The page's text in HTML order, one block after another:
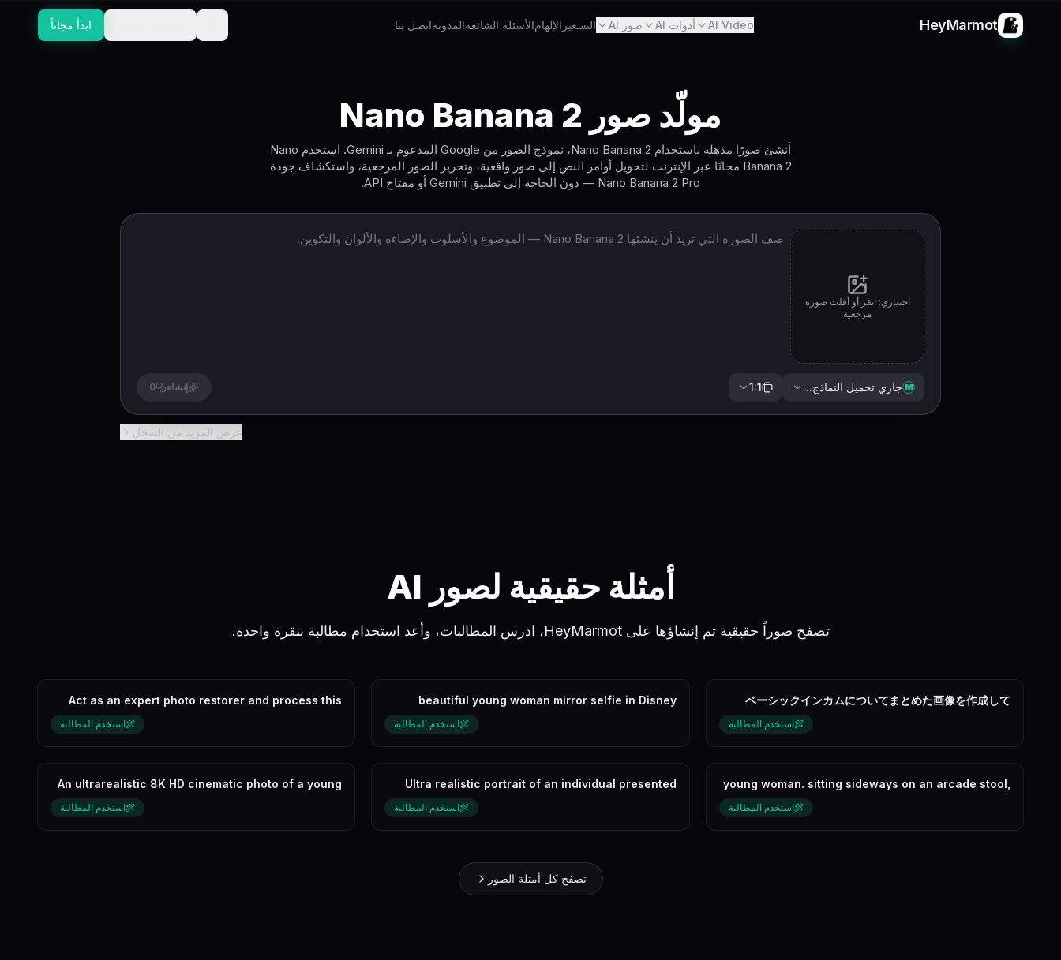
HeyMarmot
AI Video أدوات AI صور AI التسعير الإلهامالأسئلة الشائعةالمدونةاتصل بنا ابدأ مجاناً
مولّد صور Nano Banana 2
أنشئ صورًا مذهلة باستخدام Nano Banana 2، نموذج الصور من Google المدعوم بـ Gemini. استخدم Nano
Banana 2 مجانًا عبر الإنترنت لتحويل أوامر النص إلى صور واقعية، وتحرير الصور المرجعية، واستكشاف جودة
Nano Banana 2 Pro — دون الحاجة إلى تطبيق Gemini أو مفتاح API.
اختياري: انقر أو أفلت صورة
مرجعية
M جاري تحميل النماذج... 1:1 إنشاء 0
عرض المزيد من السجل
أمثلة حقيقية لصور AI
تصفح صوراً حقيقية تم إنشاؤها على HeyMarmot، ادرس المطالبات، وأعد استخدام مطالبة بنقرة واحدة.
ベーシックインカムについてまとめた画像を作成して
استخدم المطالبة
beautiful young woman mirror selfie in Disney
استخدم المطالبة
Act as an expert photo restorer and process this
استخدم المطالبة
young woman. sitting sideways on an arcade stool,
استخدم المطالبة
Ultra realistic portrait of an individual presented
استخدم المطالبة
An ultrarealistic 8K HD cinematic photo of a young
استخدم المطالبة
تصفح كل أمثلة الصور